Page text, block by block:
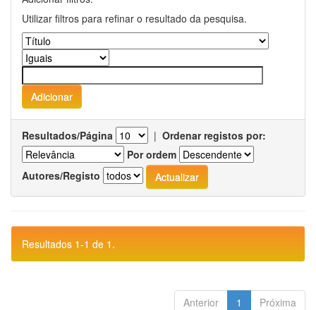
Utilizar filtros para refinar o resultado da pesquisa.
Resultados/Página | Ordenar registos por:
Por ordem
Autores/Registo
Resultados 1-1 de 1.
Anterior 1 Próxima